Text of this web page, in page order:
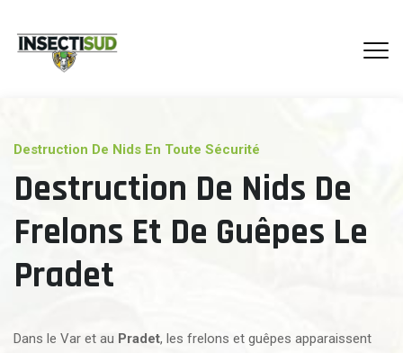
Destruction De Nids En Toute Sécurité
Destruction De Nids De
Frelons Et De Guêpes Le
Pradet
Dans le Var et au Pradet, les frelons et guêpes apparaissent